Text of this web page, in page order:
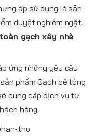
áp sử dụng là sản
duyệt nghiêm ngặt.
gạch xây nhà
ứng những yêu cầu
phẩm Gạch bê tông
cung cấp dịch vụ tư
hàng.